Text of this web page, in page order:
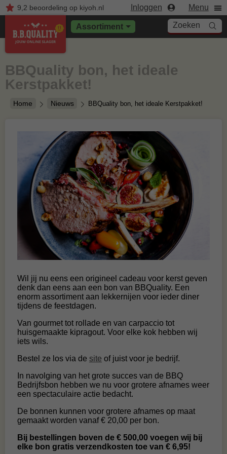
9,2 beoordelingop kiyoh.nl Inloggen Menu
Assortiment Zoeken
Home Nieuws BBQuality bon, het ideale Kerstpakket!
BBQuality bon, het ideale
Kerstpakket!
Wil jij nu eens een origineel cadeau voor kerst geven
denk dan eens aan een bon van BBQuality. Een
enorm assortiment aan lekkernijen voor ieder diner
tijdens de feestdagen.
Van gourmet tot rollade en van carpaccio tot
huisgemaakte kipragout. Voor elke kok hebben wij
iets wils.
Bestel ze los via de site of juist voor je bedrijf.
In navolging van het grote succes van de BBQ
Bedrijfsbon hebben we nu voor grotere afnames weer
een spectaculaire actie bedacht.
De bonnen kunnen voor grotere afnames op maat
gemaakt worden vanaf € 20,00 per bon.
Bij bestellingen boven de € 500,00 voegen wij bij
elke bon gratis verzendkosten toe van € 6,95!